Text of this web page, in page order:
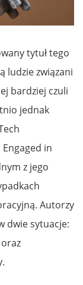
tytuł tego
ludzie związani
bardziej czuli
jednak
in
z jego
Autorzy
dwie sytuacje: